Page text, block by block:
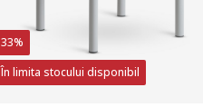
33%
În limita stocului disponibil